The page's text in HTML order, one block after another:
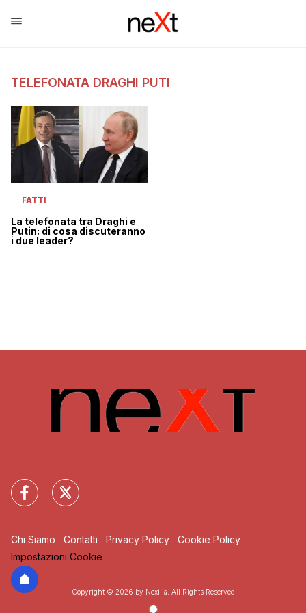
TELEFONATA DRAGHI PUTI
FATTI
La telefonata tra Draghi e
Putin: di cosa discuteranno
i due leader?
Chi Siamo Contatti Privacy Policy
Cookie Policy
Impostazioni Cookie
Copyright © 2026 by Nexilia. All Rights Reserved